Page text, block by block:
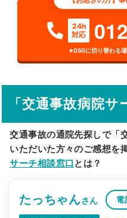
詳細条
その
駅から探す
24h
対応
※050に切り替わる場
「交通事故病院
交通事故の通院先探しで「
いただいた方々のご感想を
サーチ相談窓口 とは？
たっちゃんさん 電